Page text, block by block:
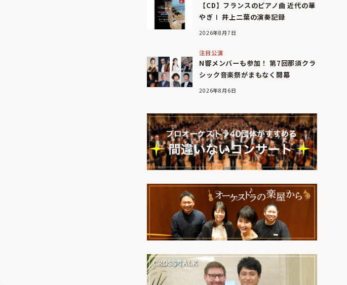
【CD】フランスのピアノ曲 近代の華
やぎⅠ 井上二葉の演奏記録
2026年8月7日
注目公演
N響メンバーも参加！ 第7回那須クラ
シック音楽祭がまもなく開幕
2026年8月6日